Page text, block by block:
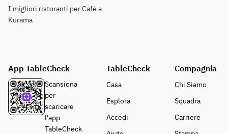
I migliori ristoranti per Café a
Kurama
App TableCheck
Scansiona
per
scaricare
l'app
TableCheck
TableCheck
Casa
Esplora
Accedi
Compagnia
Chi Siamo
Squadra
Carriere